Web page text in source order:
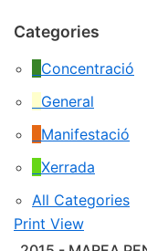
Categories
Concentració
General
Manifestació
Xerrada
All Categories
Print View